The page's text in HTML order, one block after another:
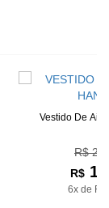
Vestido De Air
R$
R$
6x de